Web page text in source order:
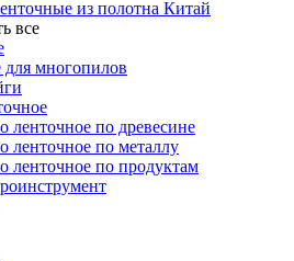
из полотна Китай
все
многопилов
ленточное по древесине
ленточное по металлу
ленточное по продуктам